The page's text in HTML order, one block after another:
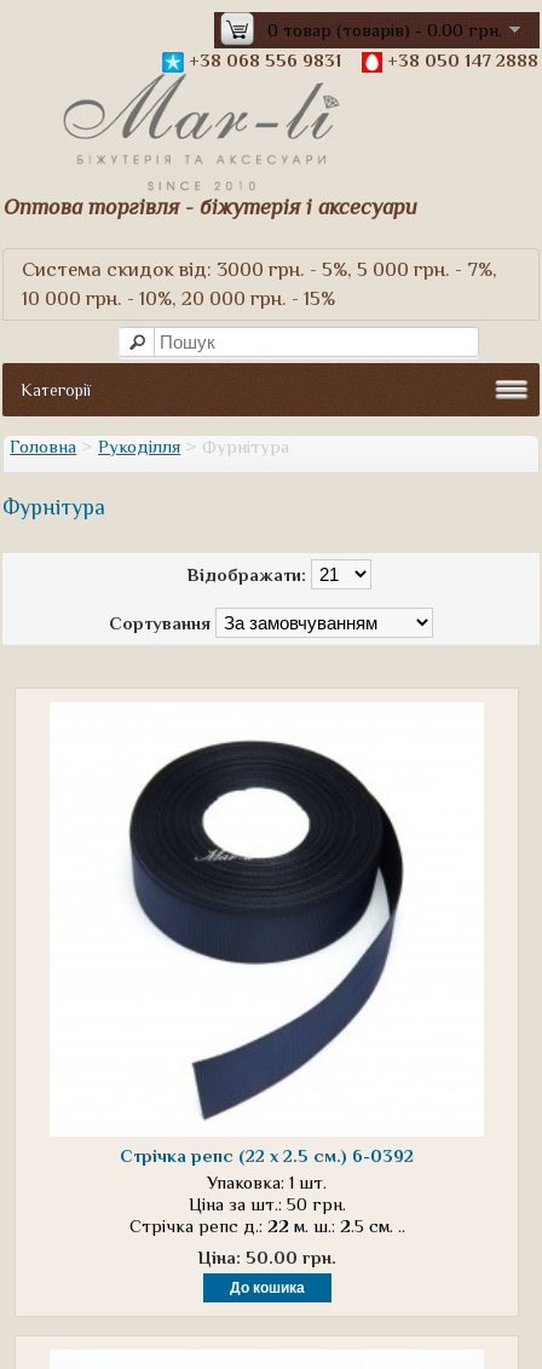
Оптова торгівля - біжутерія і аксесуари
Система скидок від: 3000 грн. - 5%, 5 000 грн. - 7%,
10 000 грн. - 10%, 20 000 грн. - 15%
+38 068 556 9831 +38 050 147 2888
0 товар (товарів) - 0.00 грн.
Категорії
Головна >Рукоділля > Фурнітура
Фурнітура
Відображати:
Сортування
Стрічка репс (22 х 2.5 см.) 6-0392
Упаковка: 1 шт.
Ціна за шт.: 50 грн.
Стрічка репс д.: 22 м. ш.: 2.5 см. ..
Ціна: 50.00 грн.